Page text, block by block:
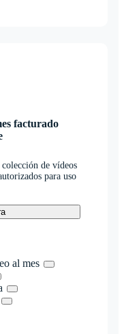
facturado
colección de vídeos
para uso
al mes